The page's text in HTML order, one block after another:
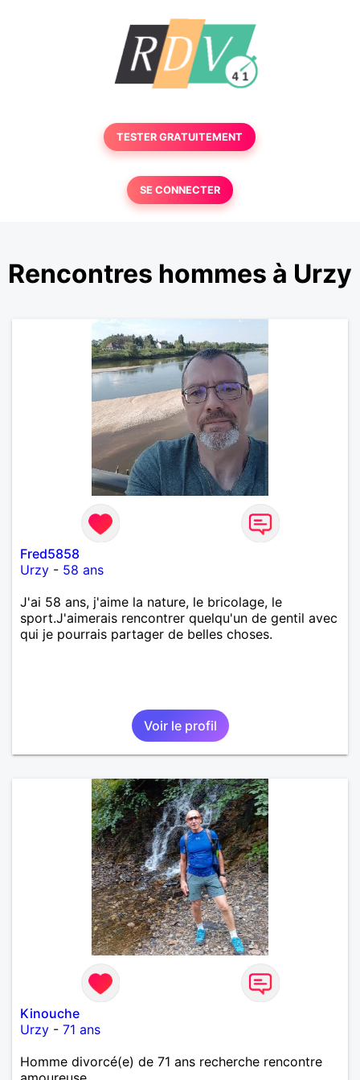
TESTER GRATUITEMENT
SE CONNECTER
Rencontres hommes à Urzy
Fred5858
Urzy - 58 ans
J'ai 58 ans, j'aime la nature, le bricolage, le
sport.J'aimerais rencontrer quelqu'un de gentil avec
qui je pourrais partager de belles choses.
Voir le profil
Kinouche
Urzy - 71 ans
Homme divorcé(e) de 71 ans recherche rencontre